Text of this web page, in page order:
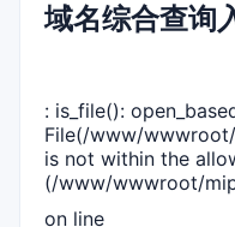
域名综合查询
: is_file():
File(/www/
is not within the
(/www/wwwroot/
on line